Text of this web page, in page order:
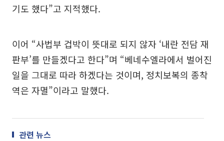
기도 했다”고 지적했다.
이어 “사법부 겁박이 뜻대로 되지 않자 ‘내란 전담 재
판부’를 만들겠다고 한다”며 “베네수엘라에서 벌어진
일을 그대로 따라 하겠다는 것이며, 정치보복의 종착
역은 자멸”이라고 말했다.
관련 뉴스